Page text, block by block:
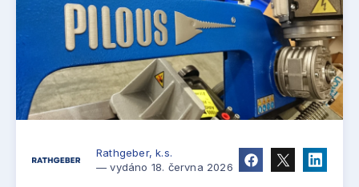
Rathgeber, k.s.
— vydáno 18. června 2026